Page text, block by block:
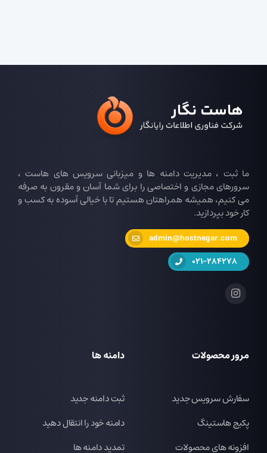
ما ثبت ، مدیریت دامنه ها و میزبانی سرویس های هاست ،
سرورهای مجازی و اختصاصی را برای شما آسان و مقرون به صرفه
می کنیم، همیشه همراهتان هستیم تا با خیالی آسوده به کسب و
کار خود بپردازید.
admin@hostnegar.com
021-284278
مرور محصولات
سفارش سرویس جدید
پکیج هاستینگ
افزونه های محصولات
دامنه ها
ثبت دامنه جدید
دامنه خود را انتقال دهید
تمدید دامنه ها